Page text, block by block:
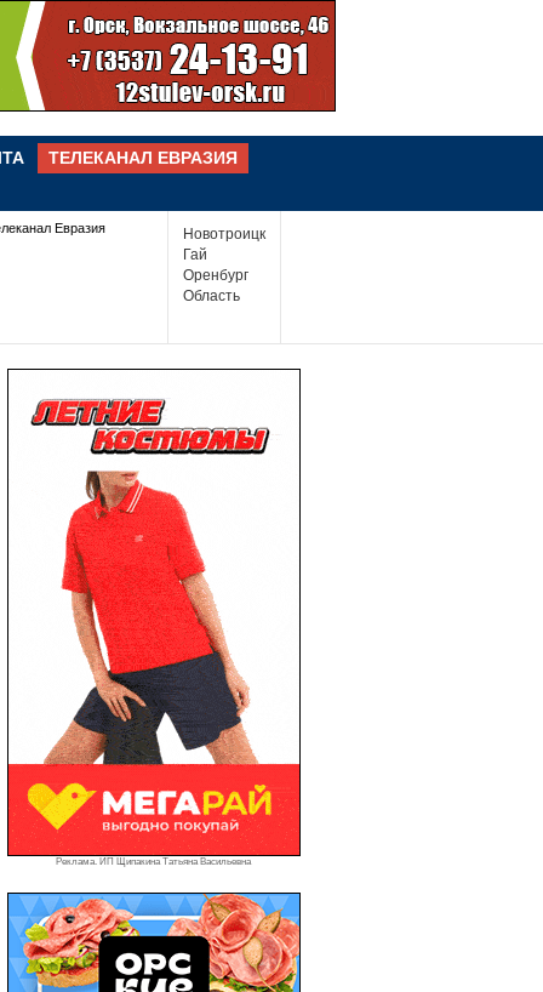
ТЕЛЕКАНАЛ ЕВРАЗИЯ
Евразия
Новотроицк
Гай
Оренбург
Область
Реклама. ИП Щипакина Татьяна Васильевна